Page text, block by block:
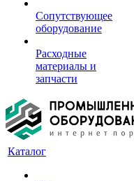
Сопутствующее
оборудование
Расходные
материалы и
запчасти
Каталог